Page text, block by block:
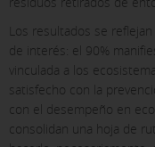
Los resultados se
de interés: el 90%
vinculada a los
satisfecho con la
con el desempeño en
consolidan una hoja de